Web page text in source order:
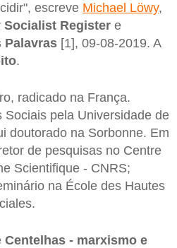
escreve Michael Löwy,
Socialist Register e
Palavras [1], 09-08-2019. A
.
radicado na França.
Sociais pela Universidade de
doutorado na Sorbonne. Em
de pesquisas no Centre
Scientifique - CNRS;
na École des Hautes
Centelhas - marxismo e